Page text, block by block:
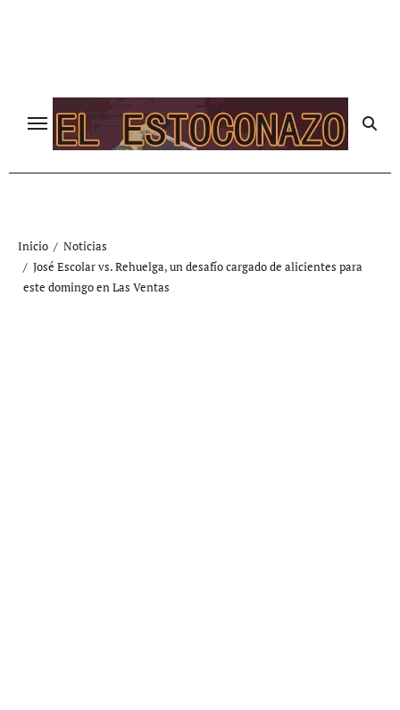
Inicio
Noticias
José Escolar vs. Rehuelga, un desafío cargado de alicientes para
este domingo en Las Ventas